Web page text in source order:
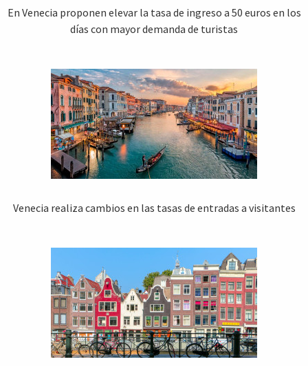
En Venecia proponen elevar la tasa de ingreso a 50 euros en los
días con mayor demanda de turistas
Venecia realiza cambios en las tasas de entradas a visitantes